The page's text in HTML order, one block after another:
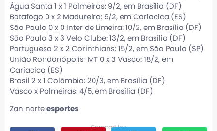
Água Santa 1 x 1 Palmeiras: 9/2, em Brasília (DF)
Botafogo 0 x 2 Madureira: 9/2, em Cariacica (ES)
São Paulo 0 x 0 Inter de Limeira: 10/2, em Brasília (DF)
São Paulo 3 x 3 Velo Clube: 13/2, em Brasília (DF)
Portuguesa 2 x 2 Corinthians: 15/2, em São Paulo (SP)
União Rondonópolis-MT 0 x 3 Vasco: 18/2, em
Cariacica (ES)
Brasil 2 x 1 Colômbia: 20/3, em Brasília (DF)
Vasco x Palmeiras: 4/5, em Brasília (DF)
Zan norte esportes
Compartilhe